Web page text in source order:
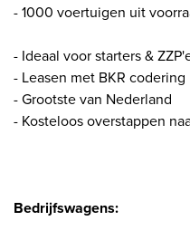
- 1000 voertuigen uit
- Ideaal voor starters &
- Leasen met BKR
- Grootste van Nederland
- Kosteloos overstappen
Bedrijfswagens: